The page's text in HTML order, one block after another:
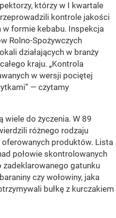
którzy w I kwartale
kontrole jakości
w formie kebabu. Inspekcja
Rolno-Spożywczych
działających w branży
kraju. „Kontrola
w wersji pociętej
— czytamy
do życzenia. W 89
różnego rodzaju
produktów. Lista
połowie skontrolowanych
zadeklarowanego gatunku
czy wołowiny, jaka
bułkę z kurczakiem